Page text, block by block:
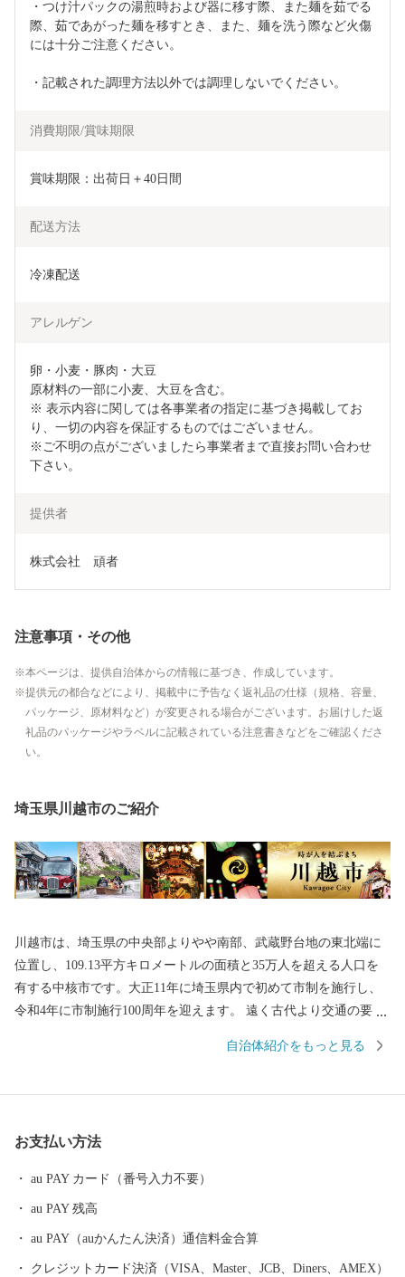
・つけ汁パックの湯煎時および器に移す際、また麺を茹でる
際、茹であがった麺を移すとき、また、麺を洗う際など火傷
には十分ご注意ください。
・記載された調理方法以外では調理しないでください。
消費期限/賞味期限
賞味期限：出荷日＋40日間
配送方法
冷凍配送
アレルゲン
卵・小麦・豚肉・大豆
原材料の一部に小麦、大豆を含む。
※ 表示内容に関しては各事業者の指定に基づき掲載してお
り、一切の内容を保証するものではございません。
※ご不明の点がございましたら事業者まで直接お問い合わせ
下さい。
提供者
株式会社　頑者
注意事項・その他
本ページは、提供自治体からの情報に基づき、作成しています。
提供元の都合などにより、掲載中に予告なく返礼品の仕様（規格、容量、
パッケージ、原材料など）が変更される場合がございます。お届けした返
礼品のパッケージやラベルに記載されている注意書きなどをご確認くださ
い。
埼玉県川越市のご紹介
川越市は、埼玉県の中央部よりやや南部、武蔵野台地の東北端に
位置し、109.13平方キロメートルの面積と35万人を超える人口を
有する中核市です。大正11年に埼玉県内で初めて市制を施行し、
令和4年に市制施行100周年を迎えます。 遠く古代より交通の要
には桓武平氏の流れをくむ武蔵武士の河越氏が館を構え勢力を伸
ました。江戸時代には江戸の北の守りとともに舟運を利用した物
資の集積地として重要視されました。 川越市は、都心から30キロ
物などを生産する近郊農業、交通の利便性を生かした流通業、伝
統に培われた商工業、豊かな歴史と文化を資源とする観光など、
充実した都市機能を有しています。現在も、埼玉県南西部地域の
自治体紹介をもっと見る
お支払い方法
au PAY カード（番号入力不要）
au PAY 残高
au PAY（auかんたん決済）通信料金合算
クレジットカード決済（VISA、Master、JCB、Diners、AMEX）